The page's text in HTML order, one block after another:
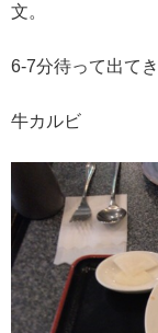
文。
6-7分待って出て
牛カルビ